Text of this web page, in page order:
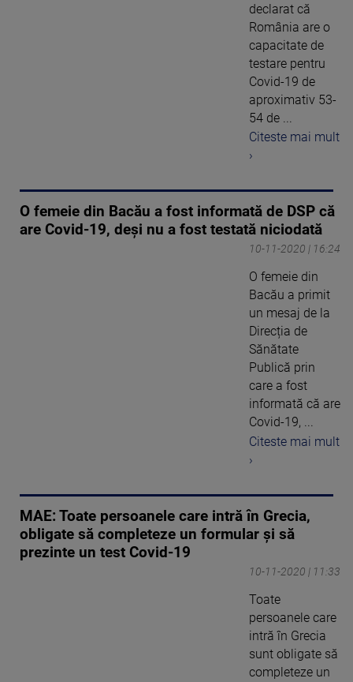
declarat că
România are o
capacitate de
testare pentru
Covid-19 de
aproximativ 53-
54 de ...
Citeste mai mult
›
O femeie din Bacău a fost informată de DSP că
are Covid-19, deși nu a fost testată niciodată
10-11-2020 | 16:24
O femeie din
Bacău a primit
un mesaj de la
Direcția de
Sănătate
Publică prin
care a fost
informată că are
Covid-19, ...
Citeste mai mult
›
MAE: Toate persoanele care intră în Grecia,
obligate să completeze un formular și să
prezinte un test Covid-19
10-11-2020 | 11:33
Toate
persoanele care
intră în Grecia
sunt obligate să
completeze un